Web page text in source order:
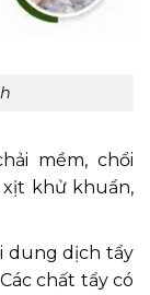
mềm, chổi
xịt khử khuẩn,
dung dịch tẩy
chất tẩy có